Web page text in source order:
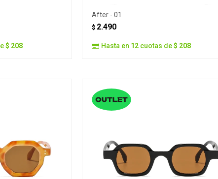
$ 208
After - 01
$ 2.490
Hasta en 12cuotas de$ 208